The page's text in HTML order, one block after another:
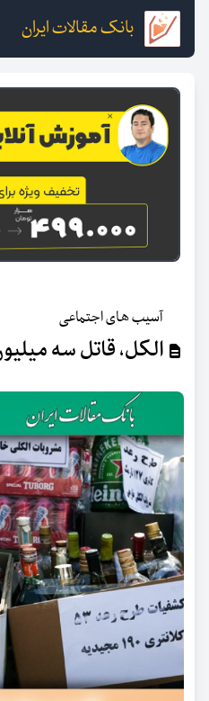
بانک مقالات ایران
آسیب های اجتماعی
الکل، قاتل سه